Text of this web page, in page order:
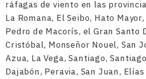
ráfagas de viento en las
La Romana, El Seibo, Hato
Pedro de Macorís, el Gran Santo
Cristóbal, Monseñor Nouel, San
Azua, La Vega, Santiago,
Dajabón, Peravia, San Juan,